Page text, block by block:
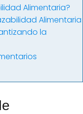
Alimentaria?
Alimentaria
la